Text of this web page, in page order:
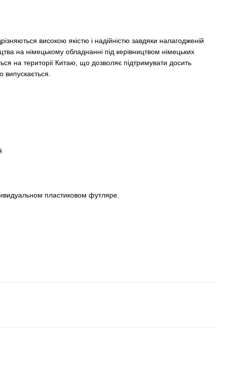
високою якістю і надійністю завдяки налагодженій
на німецькому обладнанні під керівництвом німецьких
на території Китаю, що дозволяє підтримувати досить
випускається.
пластиковом футляре.